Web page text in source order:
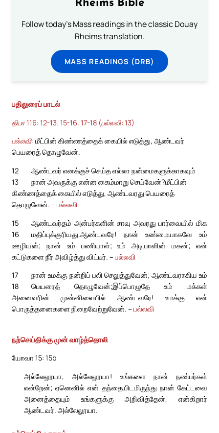
Rheims Bible
Follow today's Mass readings in the classic Douay
Rheims translation.
MASS READINGS (DRB)
பதிலுரைப் பாடல்
திபா 116: 12-13. 15-16. 17-18 (பல்லவி: 13)
பல்லவி: மீட்பின் கிண்ணத்தைக் கையில் எடுத்து, ஆண்டவர்
பெயரைத் தொழுவேன்.
12
ஆண்டவர் எனக்குச் செய்த எல்லா நன்மைகளுக்காகவும்
நான் அவருக்கு என்ன கைம்மாறு செய்வேன்?
13
மீட்பின்
கிண்ணத்தைக் கையில் எடுத்து, ஆண்டவரது பெயரைத்
தொழுவேன். – பல்லவி
15
ஆண்டவர்தம் அன்பர்களின் சாவு அவரது பார்வையில் மிக
மதிப்புக்குரியது.
16
ஆண்டவரே! நான் உண்மையாகவே உம்
ஊழியன்; நான் உம் பணியாள்; உம் அடியாளின் மகன்; என்
கட்டுகளை நீர் அவிழ்த்து விட்டீர். – பல்லவி
17
நான் உமக்கு நன்றிப் பலி செலுத்துவேன்; ஆண்டவராகிய உம்
பெயரைத் தொழுவேன்;
18
இப்பொழுதே உம் மக்கள்
அனைவரின் முன்னிலையில் ஆண்டவரே! உமக்கு என்
பொருத்தனைகளை நிறைவேற்றுவேன். – பல்லவி
நற்செய்திக்கு முன் வாழ்த்தொலி
யோவா 15: 15b
அல்லேலூயா, அல்லேலூயா! உங்களை நான் நண்பர்கள்
என்றேன்; ஏனெனில் என் தந்தையிடமிருந்து நான் கேட்டவை
அனைத்தையும் உங்களுக்கு அறிவித்தேன், என்கிறார்
ஆண்டவர். அல்லேலூயா.